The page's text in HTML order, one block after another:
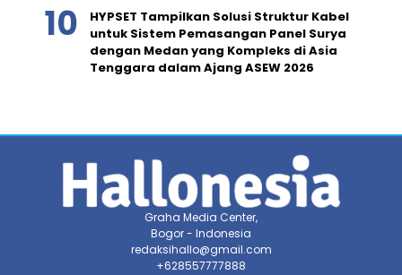
HYPSET Tampilkan Solusi Struktur Kabel
untuk Sistem Pemasangan Panel Surya
dengan Medan yang Kompleks di Asia
Tenggara dalam Ajang ASEW 2026
Graha Media Center,
Bogor - Indonesia
redaksihallo@gmail.com
+628557777888